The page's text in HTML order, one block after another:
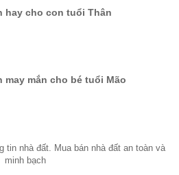
hay cho con tuổi Thân
may mắn cho bé tuổi Mão